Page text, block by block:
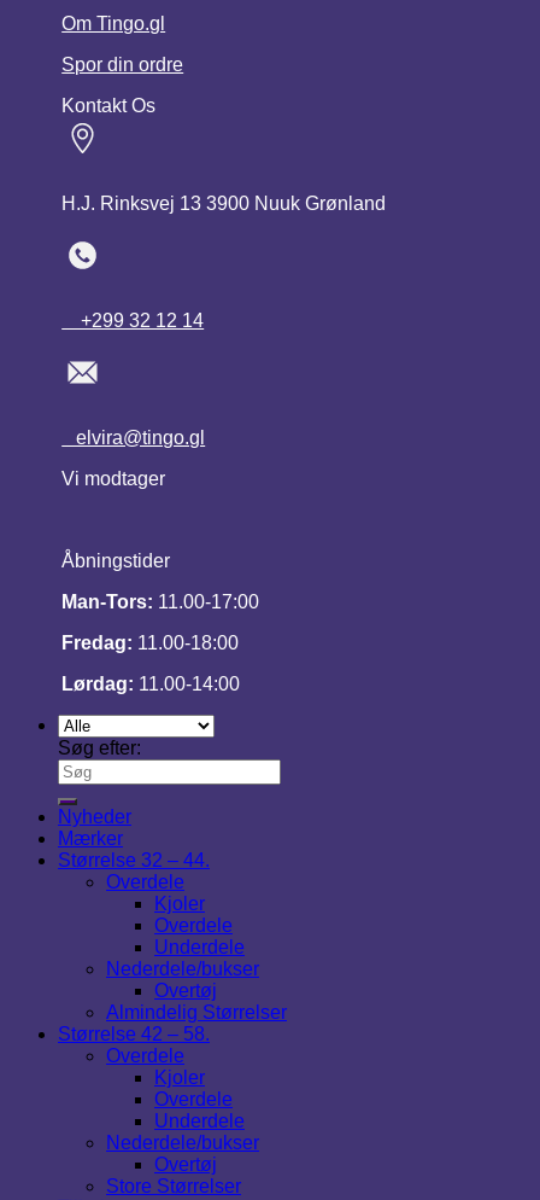
Om Tingo.gl
Spor din ordre
Kontakt Os
H.J. Rinksvej 13 3900 Nuuk Grønland
+299 32 12 14
elvira@tingo.gl
Vi modtager
Åbningstider
Man-Tors: 11.00-17:00
Fredag: 11.00-18:00
Lørdag: 11.00-14:00
Søg efter:
Nyheder
Mærker
Størrelse 32 – 44.
Overdele
Kjoler
Overdele
Underdele
Nederdele/bukser
Overtøj
Almindelig Størrelser
Størrelse 42 – 58.
Overdele
Kjoler
Overdele
Underdele
Nederdele/bukser
Overtøj
Store Størrelser